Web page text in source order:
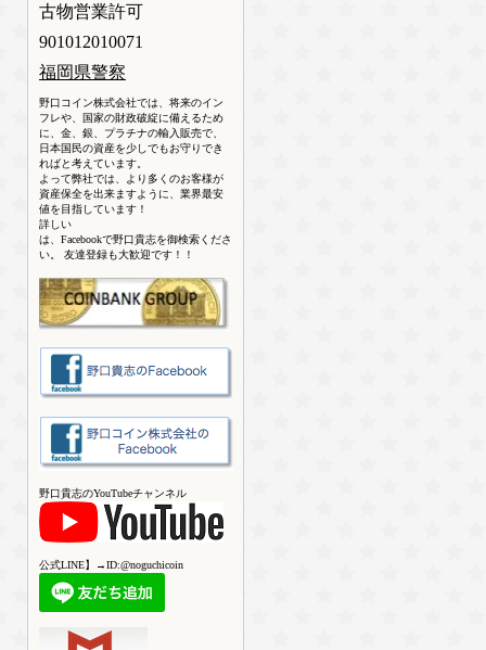
古物営業許可
901012010071
福岡県警察
野口コイン株式会社では、将来のイン
フレや、国家の財政破綻に備えるため
に、金、銀、プラチナの輸入販売で、
日本国民の資産を少しでもお守りでき
ればと考えています。
よって弊社では、より多くのお客様が
資産保全を出来ますように、業界最安
値を目指しています！
詳しい
は、Facebookで野口貴志を御検索くださ
い。 友達登録も大歓迎です！！
野口貴志のYouTubeチャンネル
公式LINE】→ID:@noguchicoin